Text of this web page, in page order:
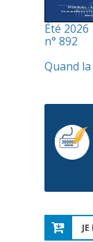
Été 2026
n° 892
Quand